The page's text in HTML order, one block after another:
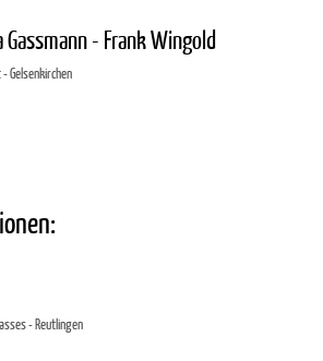
Gassmann - Frank Wingold
Gelsenkirchen
- Reutlingen